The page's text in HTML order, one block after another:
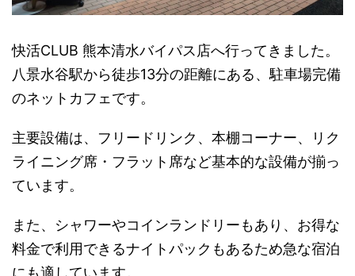
快活CLUB 熊本清水バイパス店へ行ってきました。
八景水谷駅から徒歩13分の距離にある、駐車場完備
のネットカフェです。
主要設備は、フリードリンク、本棚コーナー、リク
ライニング席・フラット席など基本的な設備が揃っ
ています。
また、シャワーやコインランドリーもあり、お得な
料金で利用できるナイトパックもあるため急な宿泊
にも適しています。